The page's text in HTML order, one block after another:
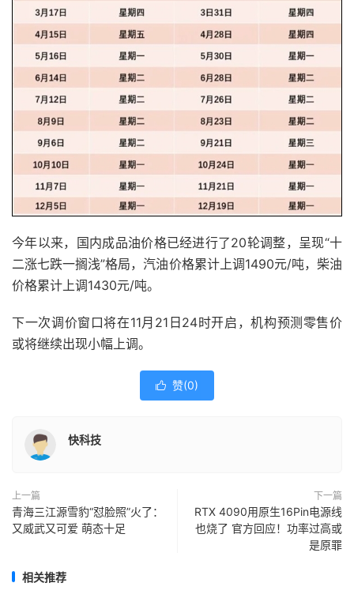
今年以来，国内成品油价格已经进行了20轮调整，呈现“十
二涨七跌一搁浅”格局，汽油价格累计上调1490元/吨，柴油
价格累计上调1430元/吨。
下一次调价窗口将在11月21日24时开启，机构预测零售价
或将继续出现小幅上调。
 赞(0)
快科技
上一篇
青海三江源雪豹“怼脸照”火了：
又威武又可爱 萌态十足
下一篇
RTX 4090用原生16Pin电源线
也烧了 官方回应！功率过高或
是原罪
相关推荐